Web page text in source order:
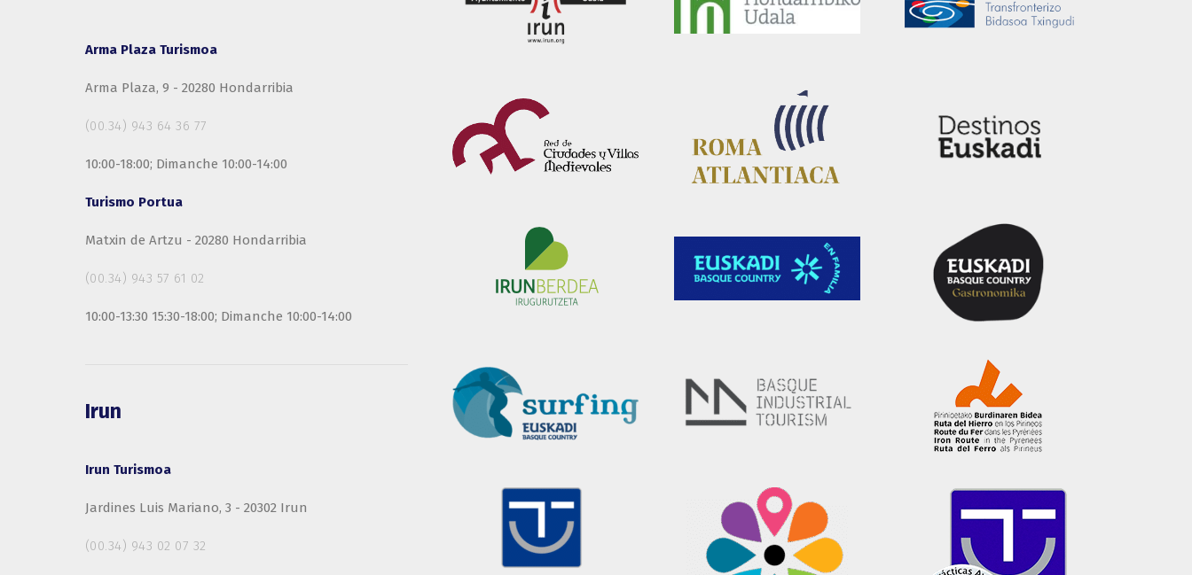
Arma Plaza Turismoa
Arma Plaza, 9 - 20280 Hondarribia
(00.34) 943 64 36 77
10:00-18:00; Dimanche 10:00-14:00
Turismo Portua
Matxin de Artzu - 20280 Hondarribia
(00.34) 943 57 61 02
10:00-13:30 15:30-18:00; Dimanche 10:00-14:00
Irun
Irun Turismoa
Jardines Luis Mariano, 3 - 20302 Irun
(00.34) 943 02 07 32